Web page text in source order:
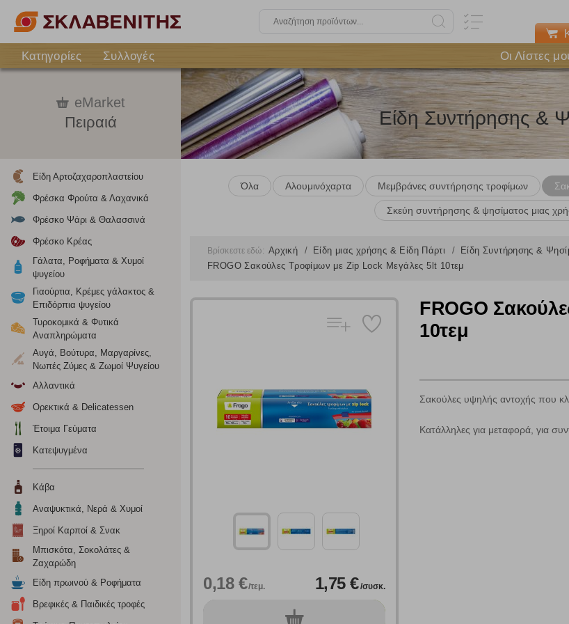
Κατηγορίες
Συλλογές Οι Λίστες
eMarket
Πειραιά
Είδη Αρτοζαχαροπλαστείου
Φρέσκα Φρούτα & Λαχανικά
Φρέσκο Ψάρι & Θαλασσινά
Φρέσκο Κρέας
Γάλατα, Ροφήματα & Χυμοί
ψυγείου
Γιαούρτια, Κρέμες γάλακτος &
Επιδόρπια ψυγείου
Τυροκομικά & Φυτικά
Αναπληρώματα
Αυγά, Βούτυρα, Μαργαρίνες,
Νωπές Ζύμες & Ζωμοί Ψυγείου
Αλλαντικά
Ορεκτικά & Delicatessen
Έτοιμα Γεύματα
Κατεψυγμένα
Κάβα
Αναψυκτικά, Νερά & Χυμοί
Ξηροί Καρποί & Σνακ
Μπισκότα, Σοκολάτες &
Ζαχαρώδη
Είδη πρωινού & Ροφήματα
Βρεφικές & Παιδικές τροφές
Είδη Συντήρησης &
Όλα Αλουμινόχαρτα Μεμβράνες συντήρησης τροφίμων
Σκεύη συντήρησης & ψησίματος μιας
Βρίσκεστε εδώ: Αρχική Είδη μιας χρήσης & Είδη Πάρτι Είδη Συντήρησης &
FROGO Σακούλες Τροφίμων με Zip Lock Μεγάλες 5lt 10τεμ
0,18 €/τεμ. 1,75 €/συσκ.
0συσκ.
FROGO
10τεμ
Σακούλες υψηλής αντοχής που
Κατάλληλες για μεταφορά, για
Πολλαπλή αναζήτηση
Ενημέρωση
Κατά την απλή περιήγηση ή/και χρήση του ιστότοπου συλλέγουμε αυτόματα δεδομένα σύνδεσης και πληροφορίες
περιέχουν προσωποποιημένα χαρακτηριστικά που υποδεικνύουν την ταυτότητά σας. Τα cookies είναι μικρά αρχεία
υπολογιστή ή την ηλεκτρονική συσκευή σας, προσθέτοντας λειτουργικότητα στην ιστοσελίδα και βελτιώνοντας την
σας. Η κατηγορία των απολύτως απαραίτητων cookies για την ομαλή λειτουργία του ιστότοπου είναι η μόνη ενεργοποιημένη.